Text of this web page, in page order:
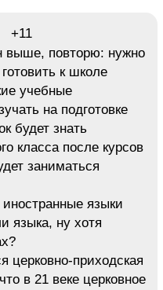
+11
выше, повторю: нужно
к школе
учебные
на подготовке
будет знать
класса после курсов
заниматься
языки
языка, ну хотя
церковно-приходская
в 21 веке церковное